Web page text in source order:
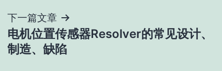
航
下一篇文章
电机位置传感器Resolver的常见设计、
制造、缺陷